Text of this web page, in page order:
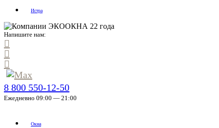
Истра
Напишите нам:
8 800 550-12-50
Ежедневно 09:00 — 21:00
Окна